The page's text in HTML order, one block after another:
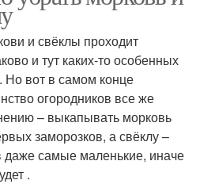
и свёклы проходит
и тут каких-то особенных
вот в самом конце
огородников все же
– выкапывать морковь
заморозков, а свёклу –
даже самые маленькие, иначе
.